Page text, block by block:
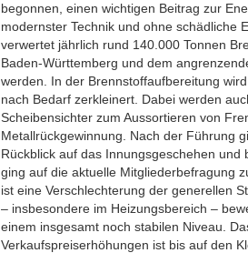
begonnen, einen wichtigen Beitrag zur
modernster Technik und ohne schädliche
verwertet jährlich rund 140.000 Tonnen
Baden-Württemberg und dem
werden. In der Brennstoffaufbereitung
nach Bedarf zerkleinert. Dabei werden
Scheibensichter zum Aussortieren von
Metallrückgewinnung. Nach der Führung
Rückblick auf das Innungsgeschehen
ging auf die aktuelle Mitgliederbefragung
ist eine Verschlechterung der generellen
– insbesondere im Heizungsbereich –
einem insgesamt noch stabilen Niveau.
Verkaufspreiserhöhungen ist bis auf den